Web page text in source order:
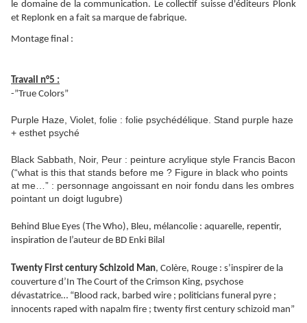
le domaine de la communication. Le collectif suisse d'éditeurs Plonk
et Replonk en a fait sa marque de fabrique.
Montage final :
Travail n°5 :
-”True Colors”
Purple Haze, Violet, folie : folie psychédélique. Stand purple haze
+ esthet psyché
Black Sabbath, Noir, Peur : peinture acrylique style Francis Bacon
(“what is this that stands before me ? Figure in black who points
at me…” : personnage angoissant en noir fondu dans les ombres
pointant un doigt lugubre)
Behind Blue Eyes (The Who), Bleu, mélancolie : aquarelle, repentir,
inspiration de l’auteur de BD Enki Bilal
Twenty First century Schizoid Man, Colère, Rouge : s’inspirer de la
couverture d’In The Court of the Crimson King, psychose
dévastatrice… “Blood rack, barbed wire ; politicians funeral pyre ;
innocents raped with napalm fire ; twenty first century schizoid man”